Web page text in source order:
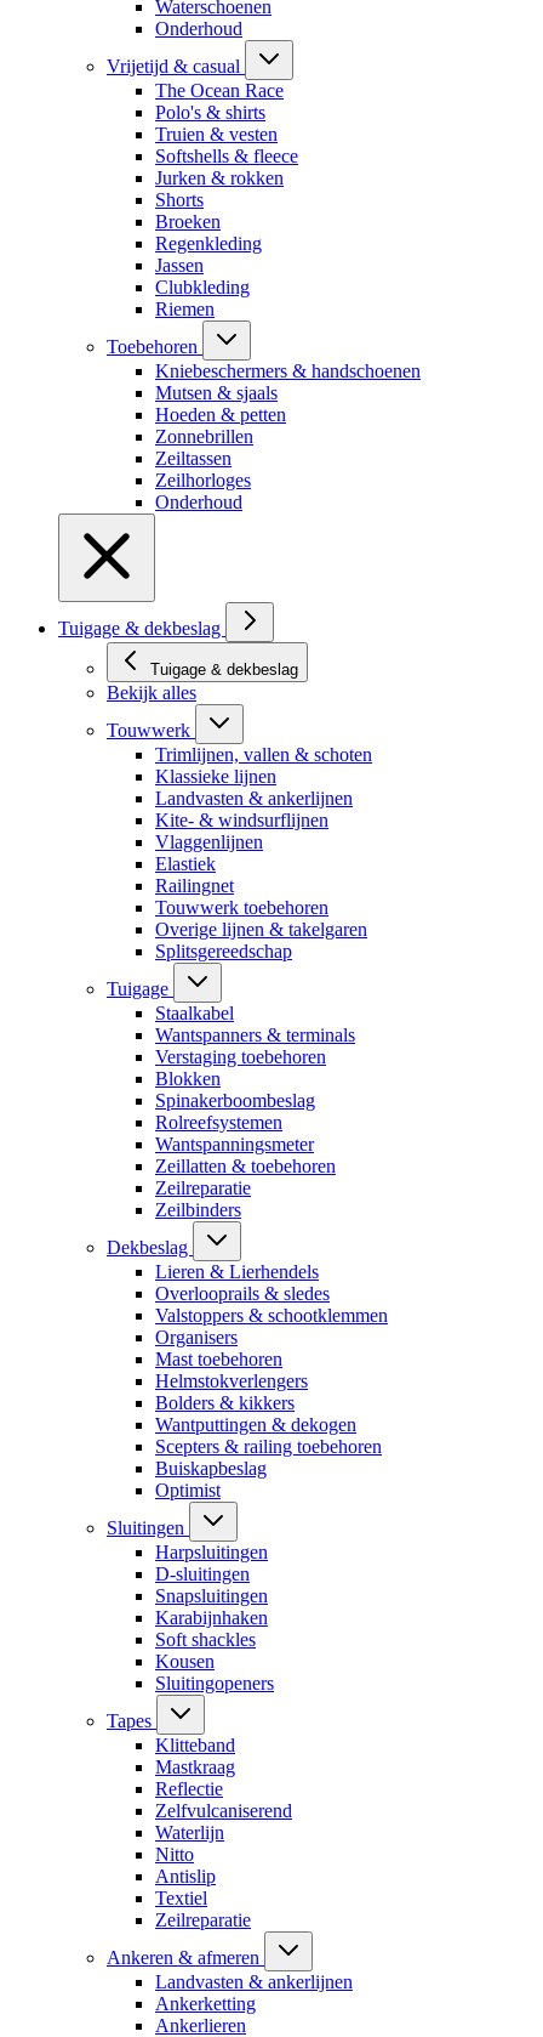
Waterschoenen
Onderhoud
Vrijetijd & casual
The Ocean Race
Polo's & shirts
Truien & vesten
Softshells & fleece
Jurken & rokken
Shorts
Broeken
Regenkleding
Jassen
Clubkleding
Riemen
Toebehoren
Kniebeschermers & handschoenen
Mutsen & sjaals
Hoeden & petten
Zonnebrillen
Zeiltassen
Zeilhorloges
Onderhoud
Tuigage & dekbeslag
Tuigage & dekbeslag
Bekijk alles
Touwwerk
Trimlijnen, vallen & schoten
Klassieke lijnen
Landvasten & ankerlijnen
Kite- & windsurflijnen
Vlaggenlijnen
Elastiek
Railingnet
Touwwerk toebehoren
Overige lijnen & takelgaren
Splitsgereedschap
Tuigage
Staalkabel
Wantspanners & terminals
Verstaging toebehoren
Blokken
Spinakerboombeslag
Rolreefsystemen
Wantspanningsmeter
Zeillatten & toebehoren
Zeilreparatie
Zeilbinders
Dekbeslag
Lieren & Lierhendels
Overlooprails & sledes
Valstoppers & schootklemmen
Organisers
Mast toebehoren
Helmstokverlengers
Bolders & kikkers
Wantputtingen & dekogen
Scepters & railing toebehoren
Buiskapbeslag
Optimist
Sluitingen
Harpsluitingen
D-sluitingen
Snapsluitingen
Karabijnhaken
Soft shackles
Kousen
Sluitingopeners
Tapes
Klitteband
Mastkraag
Reflectie
Zelfvulcaniserend
Waterlijn
Nitto
Antislip
Textiel
Zeilreparatie
Ankeren & afmeren
Landvasten & ankerlijnen
Ankerketting
Ankerlieren